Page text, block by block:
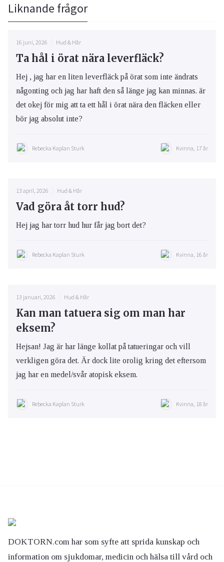
Liknande frågor
16 juni, 2026 Hud & Hår
Ta hål i örat nära leverfläck?
Hej , jag har en liten leverfläck på örat som inte ändrats
någonting och jag har haft den så länge jag kan minnas. är
det okej för mig att ta ett hål i örat nära den fläcken eller
bör jag absolut inte?
Rebecka Kaplan Sturk Kvinna, 17 år
13 april, 2026 Hud & Hår
Vad göra åt torr hud?
Hej jag har torr hud hur får jag bort det?
Rebecka Kaplan Sturk Kvinna, 16 år
13 januari, 2026 Hud & Hår
Kan man tatuera sig om man har
eksem?
Hejsan! Jag är har länge kollat på tatueringar och vill
verkligen göra det. Är dock lite orolig kring det eftersom
jag har en medel/svår atopisk eksem.
Rebecka Kaplan Sturk Kvinna, 18 år
DOKTORN.com har som syfte att sprida kunskap och
information om sjukdomar, medicin och hälsa till vård och